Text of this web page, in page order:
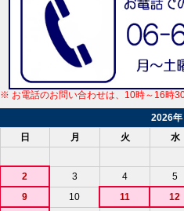
※ お電話のお問い合わせは、10時～16時
2026年
日
月 火 水
2
3 4 5
9
10 11 12